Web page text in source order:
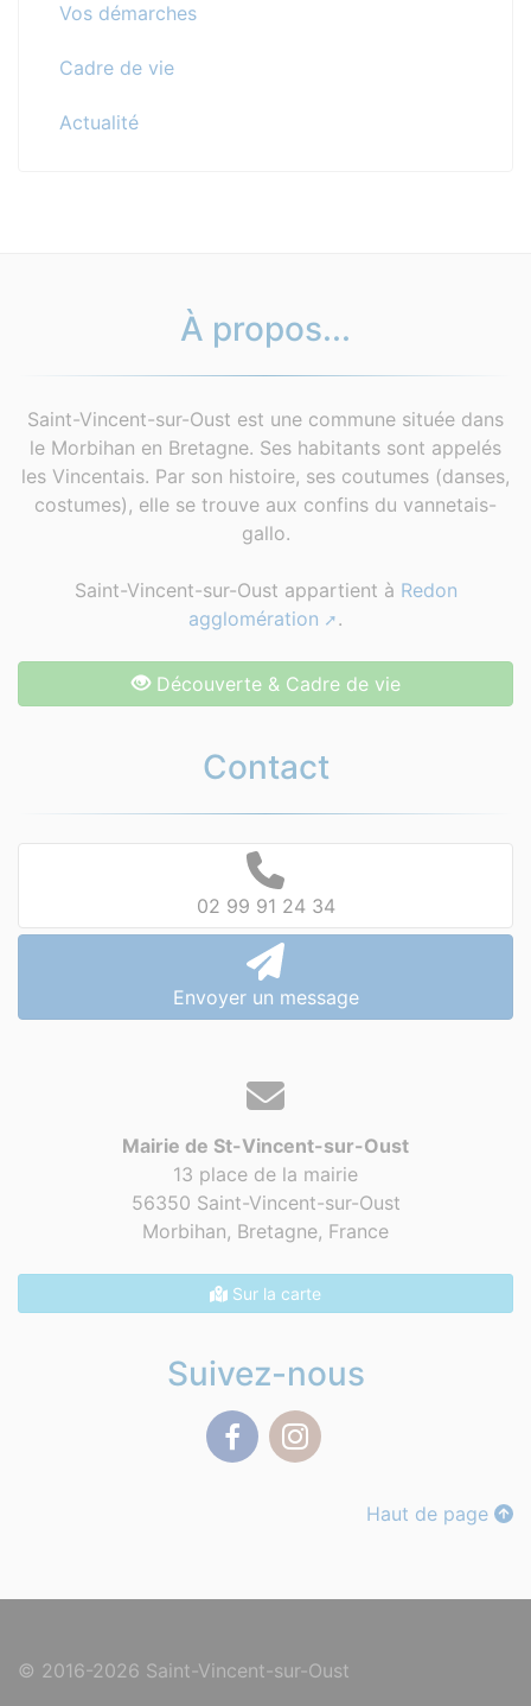
Vos démarches
Cadre de vie
Actualité
À propos...
Saint-Vincent-sur-Oust est une commune située dans
le Morbihan en Bretagne. Ses habitants sont appelés
les Vincentais. Par son histoire, ses coutumes (danses,
costumes), elle se trouve aux confins du vannetais-
gallo.
Saint-Vincent-sur-Oust appartient à Redon
agglomération
.
Découverte & Cadre de vie
Contact
02 99 91 24 34
Envoyer un message
Mairie de St-Vincent-sur-Oust
13 place de la mairie
56350 Saint-Vincent-sur-Oust
Morbihan, Bretagne, France
Sur la carte
Suivez-nous
Haut de page
© 2016-2026 Saint-Vincent-sur-Oust